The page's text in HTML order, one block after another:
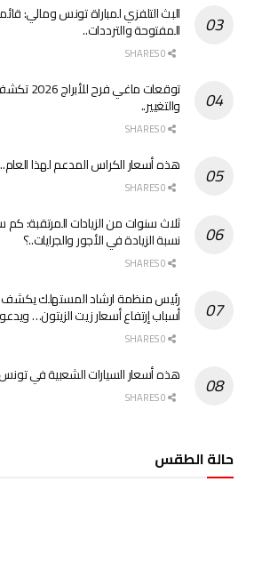
البث التلفزي لمباراة تونس ومالي:
المفتوحة والترددات..
توقعات ماغي
والتغيير..
هذه أسعار الكراس المدعم لهذا العام..
ثلاث سنوات من الزيادات المرتقبة: كم
نسبة الزيادة في الأجور والجرايات..؟
رئيس منظمة ارشاد المستهلك يكشف
أسباب إرتفاع أسعار زيت الزيتون…
هذه أسعار السيارات الشعبية في تونس
حالة الطقس